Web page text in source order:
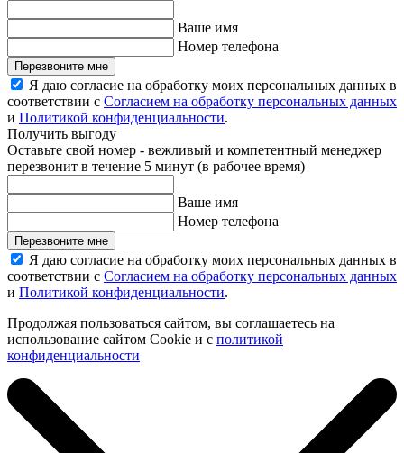
Ваше имя
Номер телефона
Перезвоните мне
Я даю согласие на обработку моих персональных данных в
соответствии с Согласием на обработку персональных данных
и Политикой конфиденциальности.
Получить выгоду
Оставьте свой номер - вежливый и компетентный менеджер
перезвонит в течение 5 минут (в рабочее время)
Ваше имя
Номер телефона
Перезвоните мне
Я даю согласие на обработку моих персональных данных в
соответствии с Согласием на обработку персональных данных
и Политикой конфиденциальности.
Продолжая пользоваться сайтом, вы соглашаетесь на
использование сайтом Cookie и с политикой
конфиденциальности